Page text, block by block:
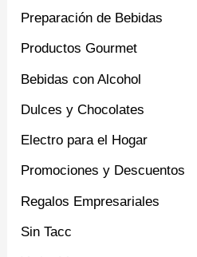
Preparación de Bebidas
Productos Gourmet
Bebidas con Alcohol
Dulces y Chocolates
Electro para el Hogar
Promociones y Descuentos
Regalos Empresariales
Sin Tacc